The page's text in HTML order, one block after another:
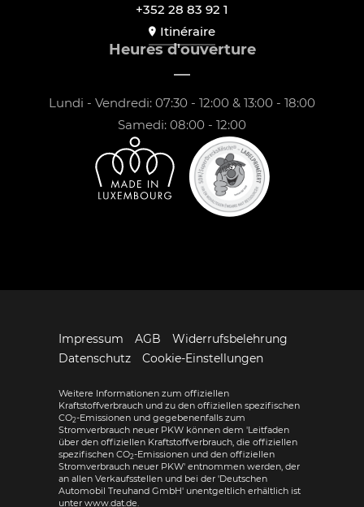
+352 28 83 92 1
Itinéraire
Heures d'ouverture
Lundi - Vendredi: 07:30 - 12:00 & 13:00 - 18:00
Samedi: 08:00 - 12:00
Impressum AGB
Widerrufsbelehrung
Datenschutz
Cookie-Einstellungen
Weitere Informationen zum offiziellen
Kraftstoffverbrauch und zu den offiziellen spezifischen
CO2-Emissionen und gegebenenfalls zum
Stromverbrauch neuer PKW können dem 'Leitfaden
über den offiziellen Kraftstoffverbrauch, die offiziellen
spezifischen CO2-Emissionen und den offiziellen
Stromverbrauch neuer PKW' entnommen werden, der
an allen Verkaufsstellen und bei der 'Deutschen
Automobil Treuhand GmbH' unentgeltlich erhältlich ist
unter www.dat.de.